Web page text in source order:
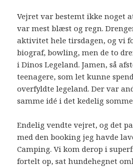
Vejret var bestemt ikke noget
var mest blæst og regn.
aktivitet hele tirsdagen, og vi
biograf, bowling, men de to
i Dinos Legeland. Jamen, så
teenagere, som let kunne
overfyldte legeland. Der var
samme idé i det kedelig
Endelig vendte vejret, og det
med den booking jeg havde
Camping. Vi kom derop i
fortelt op, sat hundehegnet